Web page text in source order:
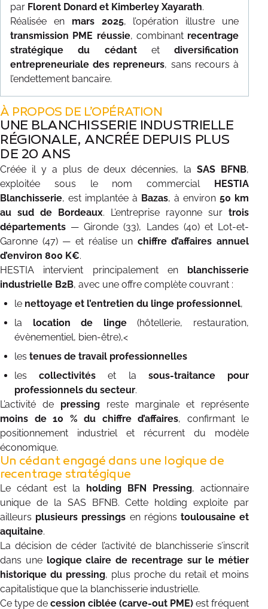
par Florent Donard et Kimberley Xayarath.
Réalisée en mars 2025, l’opération illustre une
transmission PME réussie, combinant recentrage
stratégique du cédantet diversification
entrepreneuriale des repreneurs, sans recours à
l’endettement bancaire.
À PROPOS DE L’OPÉRATION
UNE BLANCHISSERIE INDUSTRIELLE
RÉGIONALE, ANCRÉE DEPUIS PLUS
DE 20 ANS
Créée il y a plus de deux décennies, laSAS BFNB,
exploitée sous le nom commercial HESTIA
Blanchisserie, est implantée à Bazas, à environ 50 km
au sud de Bordeaux. L’entreprise rayonne sur trois
départements — Gironde (33), Landes (40) et Lot-et-
Garonne (47) — et réalise un chiffre d’affaires annuel
d’environ 800 K€.
HESTIA intervient principalement en blanchisserie
industrielle B2B, avec une offre complète couvrant :
le nettoyage et l’entretien du linge professionnel,
la location de linge(hôtellerie, restauration,
évènementiel, bien-être),<
les tenues de travail professionnelles
lescollectivités et la sous-traitance pour
professionnels du secteur.
L’activité de pressing reste marginale et représente
moins de 10 % du chiffre d’affaires, confirmant le
positionnement industriel et récurrent du modèle
économique.
Un cédant engagé dans une logique de
recentrage stratégique
Le cédant est la holding BFN Pressing, actionnaire
unique de la SAS BFNB. Cette holding exploite par
ailleurs plusieurs pressings en régions toulousaine et
aquitaine.
La décision de céder l’activité de blanchisserie s’inscrit
dans une logique claire de recentrage sur le métier
historique du pressing, plus proche du retail et moins
capitalistique que la blanchisserie industrielle.
Ce type de cession ciblée (carve-out PME) est fréquent